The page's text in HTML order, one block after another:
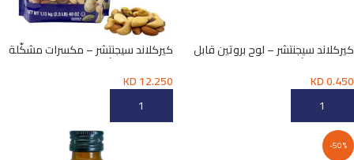
كيركلاند سيجنتشر – لوح بروتين قابل
KD0.450
إضافة إلى السلة
كيركلاند سيجنتشر – مكسرات مشكّلة
KD12.250
إضافة إلى السلة
-50%